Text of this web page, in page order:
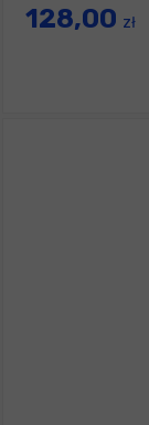
128,00 zł